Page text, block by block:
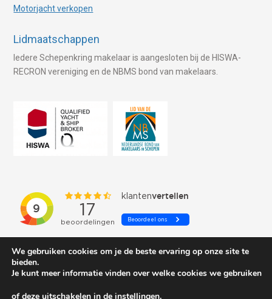
Motorjacht verkopen
Lidmaatschappen
Iedere Schepenkring makelaar is aangesloten bij de HISWA-
RECRON vereniging en de NBMS bond van makelaars.
We gebruiken cookies om je de beste ervaring op onze site te
bieden.
Je kunt meer informatie vinden over welke cookies we gebruiken
of deze uitschakelen in de instellingen.